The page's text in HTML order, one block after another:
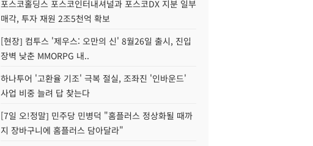
포스코홀딩스 포스코인터내셔널과 포스코DX 지분 일부
매각, 투자 재원 2조5천억 확보
[현장] 컴투스 '제우스: 오만의 신' 8월26일 출시, 진입
장벽 낮춘 MMORPG 내..
하나투어 '고환율 기조' 극복 절실, 조좌진 '인바운드'
사업 비중 늘려 답 찾는다
[7일 오!정말] 민주당 민병덕 "홈플러스 정상화될 때까
지 장바구니에 홈플러스 담아달라"